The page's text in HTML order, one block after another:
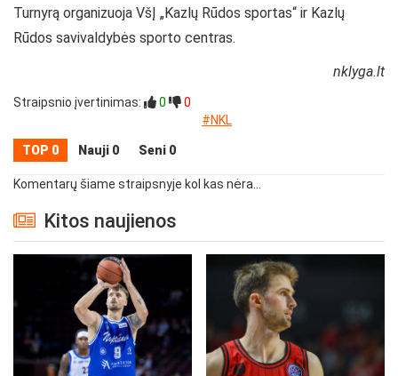
Turnyrą organizuoja VšĮ „Kazlų Rūdos sportas“ ir Kazlų
Rūdos savivaldybės sporto centras.
nklyga.lt
Straipsnio įvertinimas: 0
0
#NKL
TOP 0 Nauji 0 Seni 0
Komentarų šiame straipsnyje kol kas nėra...
Kitos naujienos